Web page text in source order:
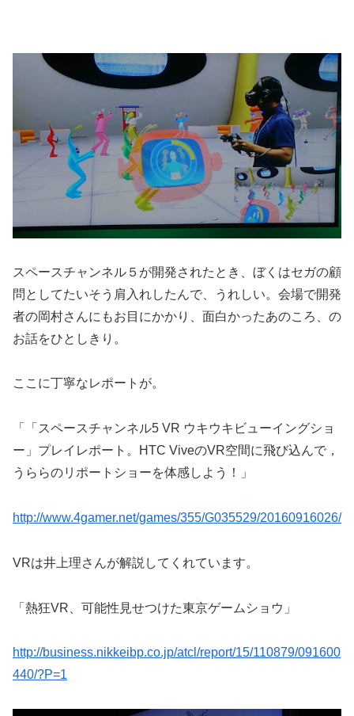
スペースチャンネル５が開発されたとき、ぼくはセガの顧
問としてたいそう肩入れしたんで、うれしい。会場で開発
者の岡村さんにもお目にかかり、面白かったあのころ、の
お話をひとしきり。
ここに丁寧なレポートが。
「「スペースチャンネル5 VR ウキウキビューイングショ
ー」プレイレポート。HTC ViveのVR空間に飛び込んで，
うららのリポートショーを体感しよう！」
http://www.4gamer.net/games/355/G035529/20160916026/
VRは井上理さんが解説してくれています。
「熱狂VR、可能性見せつけた東京ゲームショウ」
http://business.nikkeibp.co.jp/atcl/report/15/110879/091600
440/?P=1